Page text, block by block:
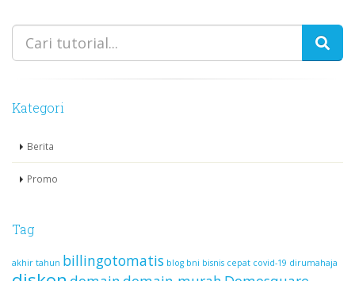
Kategori
Berita
Promo
Tag
akhir tahun billingotomatis blog bni bisnis cepat covid-19 dirumahaja